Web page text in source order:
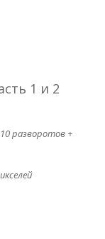
1 и 2
10 разворотов +